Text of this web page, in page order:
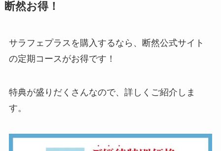
断然お得！
サラフェプラスを購入するなら、断然公式サイト
の定期コースがお得です！
特典が盛りだくさんなので、詳しくご紹介しま
す。